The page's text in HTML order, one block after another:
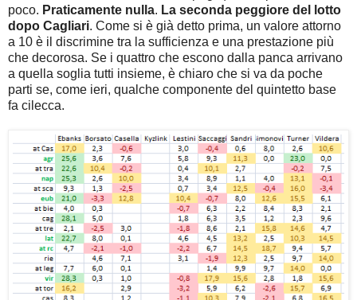
poco. Praticamente nulla. La seconda peggiore del lotto
dopo Cagliari. Come si è già detto prima, un valore attorno
a 10 è il discrimine tra la sufficienza e una prestazione più
che decorosa. Se i quattro che escono dalla panca arrivano
a quella soglia tutti insieme, è chiaro che si va da poche
parti se, come ieri, qualche componente del quintetto base
fa cilecca.